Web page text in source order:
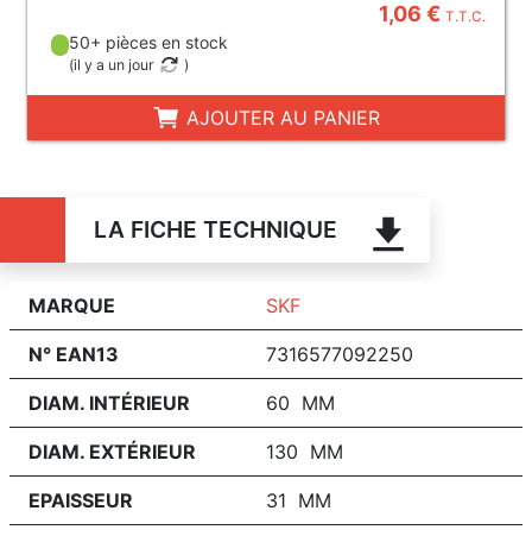
1,06 €T.T.C.
50+ pièces en stock
(il y a un jour )
AJOUTER AU PANIER
LA FICHE TECHNIQUE
MARQUE SKF
N° EAN13 7316577092250
DIAM. INTÉRIEUR 60 MM
DIAM. EXTÉRIEUR 130 MM
EPAISSEUR 31 MM